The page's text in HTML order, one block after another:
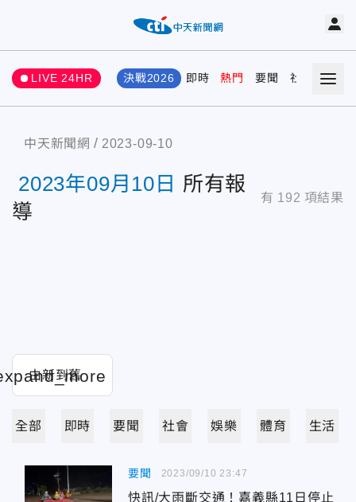
LIVE 24HR 決戰2026 即時 熱門 要聞 社會 娛樂
中天新聞網 2023-09-10
2023年09月10日 所有報
導
有 192 項結果
全部 即時 要聞 社會 娛樂 體育 生活
要聞
快訊/大雨斷交通！嘉義縣11日停止
2023/09/10 23:47